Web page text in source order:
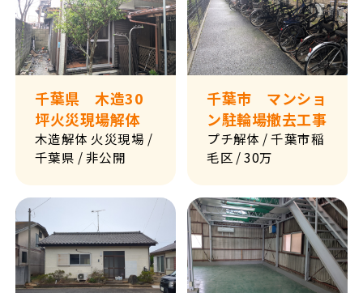
千葉県 木造30
坪火災現場解体
木造解体 火災現場 /
千葉県 / 非公開
千葉市 マンショ
ン駐輪場撤去工事
プチ解体 / 千葉市稲
毛区 / 30万